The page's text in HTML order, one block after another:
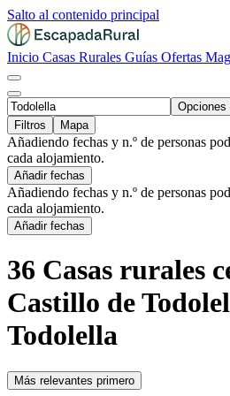
Salto al contenido principal
Inicio Casas Rurales Guías Ofertas
Opciones
Filtros
Mapa
Añadiendo fechas y n.º de personas
cada alojamiento.
Añadir fechas
Añadiendo fechas y n.º de personas
cada alojamiento.
Añadir fechas
36 Casas rurales
Castillo de
Todolella
Más relevantes primero